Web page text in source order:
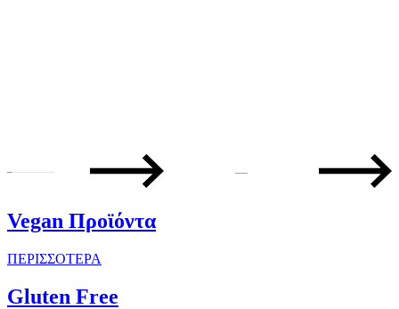
—
Vegan Προϊόντα
ΠΕΡΙΣΣΟΤΕΡΑ
Gluten Free